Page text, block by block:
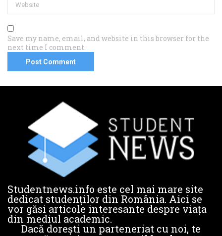
Save my name, email, and website in this browser for the
next time I comment.
Studentnews.info este cel mai mare site
dedicat studenților din România. Aici se
vor găsi articole interesante despre viața
din mediul academic.
Dacă dorești un parteneriat cu noi, te